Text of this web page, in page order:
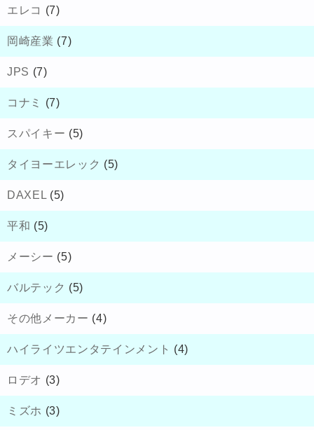
エレコ (7)
岡崎産業 (7)
JPS (7)
コナミ (7)
スパイキー (5)
タイヨーエレック (5)
DAXEL (5)
平和 (5)
メーシー (5)
バルテック (5)
その他メーカー (4)
ハイライツエンタテインメント (4)
ロデオ (3)
ミズホ (3)